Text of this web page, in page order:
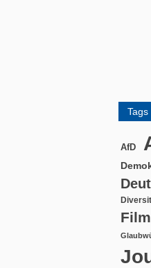
Tags
AfD
Film